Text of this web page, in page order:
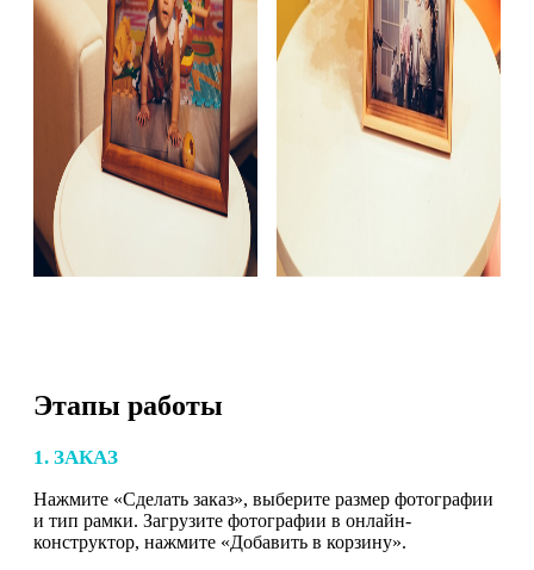
Этапы работы
1. ЗАКАЗ
Нажмите «Сделать заказ», выберите размер фотографии
и тип рамки. Загрузите фотографии в онлайн-
конструктор, нажмите «Добавить в корзину».